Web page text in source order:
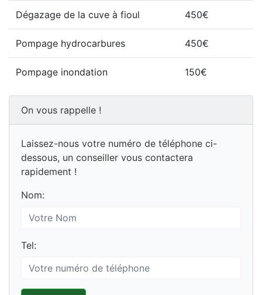
Dégazage de la cuve à fioul 450€
Pompage hydrocarbures 450€
Pompage inondation 150€
On vous rappelle !
Laissez-nous votre numéro de téléphone ci-
dessous, un conseiller vous contactera
rapidement !
Nom:
Tel: